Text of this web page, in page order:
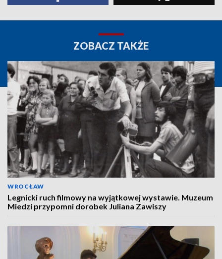
ZOBACZ TAKŻE
WROCŁAW
Legnicki ruch filmowy na wyjątkowej wystawie. Muzeum
Miedzi przypomni dorobek Juliana Zawiszy